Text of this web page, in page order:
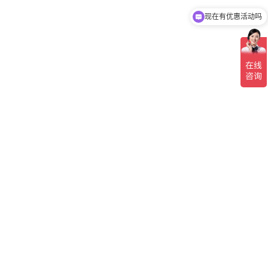
现在有优惠活动吗